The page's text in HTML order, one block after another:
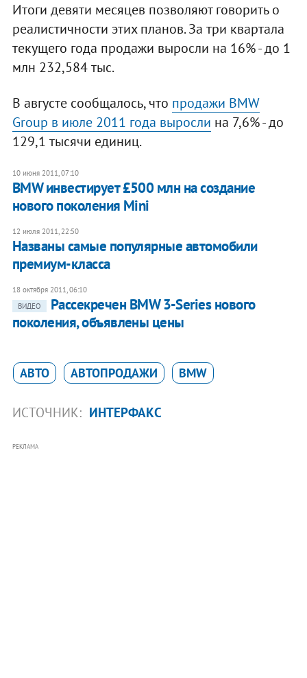
Итоги девяти месяцев позволяют говорить о
реалистичности этих планов. За три квартала
текущего года продажи выросли на 16% - до 1
млн 232,584 тыс.
В августе сообщалось, что продажи BMW
Group в июле 2011 года выросли на 7,6% - до
129,1 тысячи единиц.
10 июня 2011, 07:10
BMW инвестирует £500 млн на создание
нового поколения Mini
12 июля 2011, 22:50
Названы самые популярные автомобили
премиум-класса
18 октября 2011, 06:10
ВИДЕО
Рассекречен BMW 3-Series нового
поколения, объявлены цены
АВТО АВТОПРОДАЖИ BMW
ИСТОЧНИК: ИНТЕРФАКС
РЕКЛАМА